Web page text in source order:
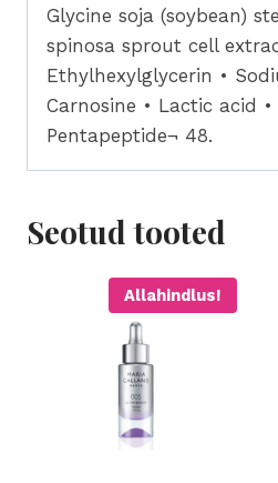
Glycine soja (soybean)
spinosa sprout cell
Ethylhexylglycerin •
Carnosine • Lactic acid
Pentapeptide¬ 48.
Seotud tooted
Allahindlus!